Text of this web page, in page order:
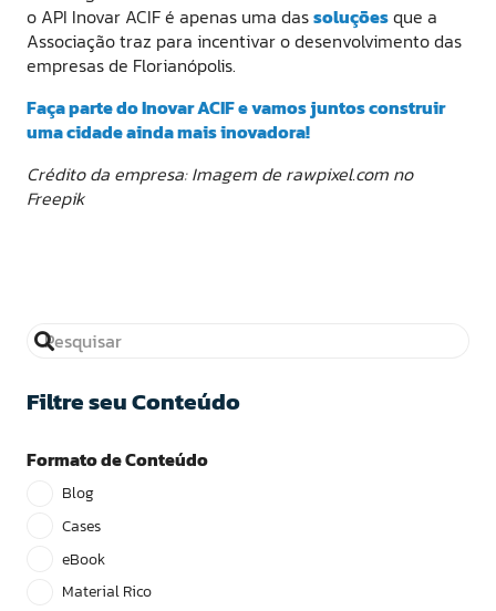
o API Inovar ACIF é apenas uma dassoluçõesque a
Associação traz para incentivar o desenvolvimento das
empresas de Florianópolis.
Faça parte do Inovar ACIF e vamos juntos construir
uma cidade ainda mais inovadora!
Crédito da empresa: Imagem de rawpixel.com no
Freepik
Filtre seu Conteúdo
Formato de Conteúdo
Blog
Cases
eBook
Material Rico